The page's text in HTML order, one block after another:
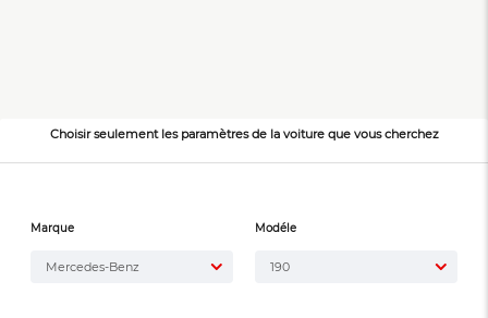
Choisir seulement les paramètres de la voiture que vous cherchez
Marque
Mercedes-Benz
Modéle
190